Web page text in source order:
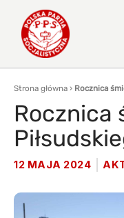
Strona główna › Rocznica
Rocznica
12 MAJA 2024